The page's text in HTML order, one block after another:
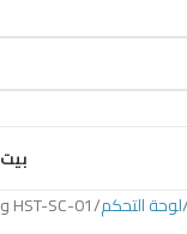
بيت
لوحة التحكم HST-SC-01 وحدة تحكم الرقيق